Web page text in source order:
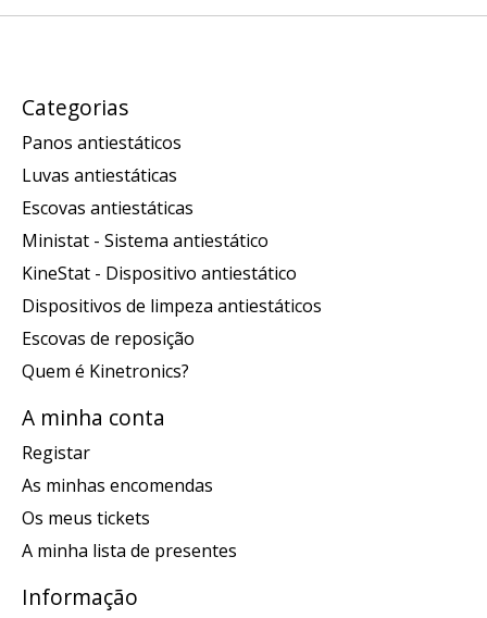
Categorias
Panos antiestáticos
Luvas antiestáticas
Escovas antiestáticas
Ministat - Sistema antiestático
KineStat - Dispositivo antiestático
Dispositivos de limpeza antiestáticos
Escovas de reposição
Quem é Kinetronics?
A minha conta
Registar
As minhas encomendas
Os meus tickets
A minha lista de presentes
Informação